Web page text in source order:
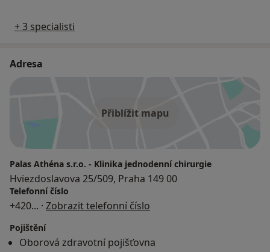
+ 3 specialisti
Adresa
Přiblížit mapu
Palas Athéna s.r.o. - Klinika jednodenní chirurgie
Hviezdoslavova 25/509, Praha 149 00
Telefonní číslo
+420... · Zobrazit telefonní číslo
Pojištění
Oborová zdravotní pojišťovna